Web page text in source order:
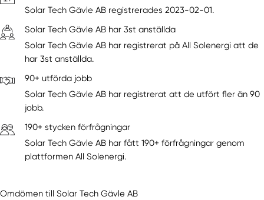
Solar Tech Gävle AB registrerades 2023-02-01.
Solar Tech Gävle AB har 3st anställda
Solar Tech Gävle AB har registrerat på All Solenergi att de
har 3st anställda.
90+ utförda jobb
Solar Tech Gävle AB har registrerat att de utfört fler än 90
jobb.
190+ stycken förfrågningar
Solar Tech Gävle AB har fått 190+ förfrågningar genom
plattformen All Solenergi.
Omdömen till Solar Tech Gävle AB